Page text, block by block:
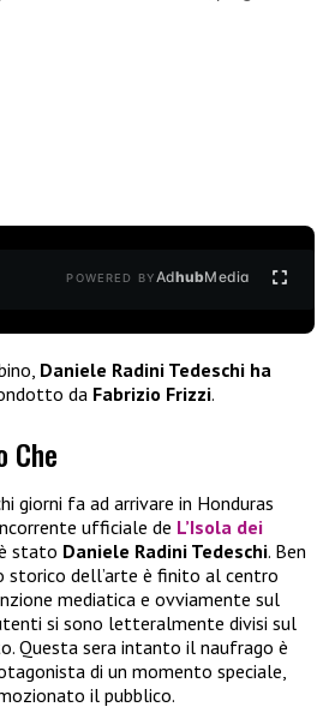
POWERED BYAdhubMedia
Daniele Radini Tedeschi ha
da Fabrizio Frizzi.
Che
giorni fa ad arrivare in Honduras
ufficiale de L’Isola dei
stato Daniele Radini Tedeschi. Ben
storico dell’arte è finito al centro
mediatica e ovviamente sul
si sono letteralmente divisi sul
Questa sera intanto il naufrago è
di un momento speciale,
il pubblico.